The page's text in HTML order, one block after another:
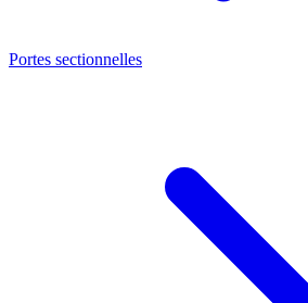
Portes sectionnelles